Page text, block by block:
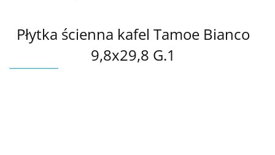
Płytka ścienna kafel Tamoe Bianco
9,8x29,8 G.1